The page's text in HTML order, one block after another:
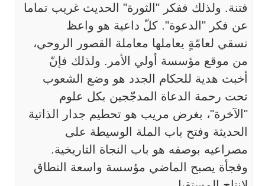
فتنة. ولذلك ففكر " الثورة" الحديث غريب تماما
عن فكر "الدعوة". كلّ داعية هو واعظ
نسقي لعامّةٍ يعاملها معاملة القصور الروحي،
من موقع مؤسسة أولي الأمر. ولذلك فإنّ
أخبث هدية للحكام الجدد هو وضع الشعوب
تحت رحمة الدعاة المدجّجين بكل علوم
"الآخرة"، بغرض مريب هو تحطيم جدار الذاتية
الحديثة وفتح باب الملة
الوسيطة على
مصراعيه بوصفه هو باب النجاة التاريخية.
وفجأة يصبح الماضي مؤسسة واسعة النطاق